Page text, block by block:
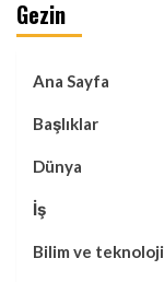
Gezin
Ana Sayfa
Başlıklar
Dünya
İş
Bilim ve teknoloji